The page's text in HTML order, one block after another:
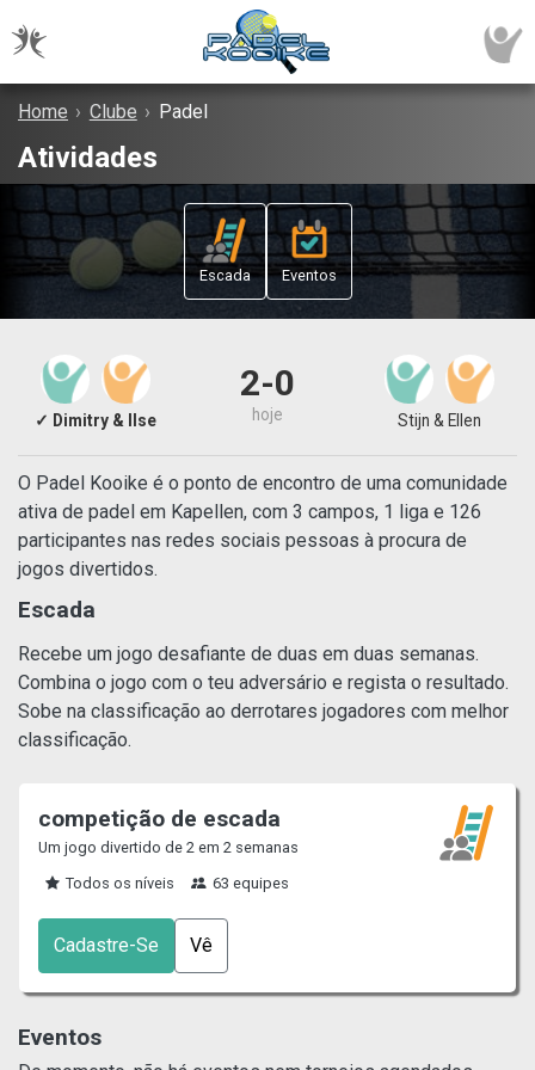
Home › Clube › Padel
Atividades
Escada Eventos
✓ Dimitry & Ilse
2-0
hoje Stijn & Ellen
O Padel Kooike é o ponto de encontro de uma comunidade
ativa de padel em Kapellen, com 3 campos, 1 liga e 126
participantes nas redes sociais pessoas à procura de
jogos divertidos.
Escada
Recebe um jogo desafiante de duas em duas semanas.
Combina o jogo com o teu adversário e regista o resultado.
Sobe na classificação ao derrotares jogadores com melhor
classificação.
competição de escada
Um jogo divertido de 2 em 2 semanas
Todos os níveis
63 equipes
Cadastre-Se Vê
Eventos